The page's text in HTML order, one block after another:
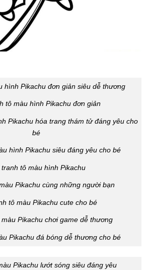
hình Pikachu đơn giản siêu dễ thương
tô màu hình Pikachu đơn giản
Pikachu hóa trang thám tử đáng yêu cho
bé
hình Pikachu siêu đáng yêu cho bé
tranh tô màu hình Pikachu
Pikachu cùng những người bạn
tô màu Pikachu cute cho bé
Pikachu chơi game dễ thương
Pikachu đá bóng dễ thương cho bé
Pikachu lướt sóng siêu đáng yêu